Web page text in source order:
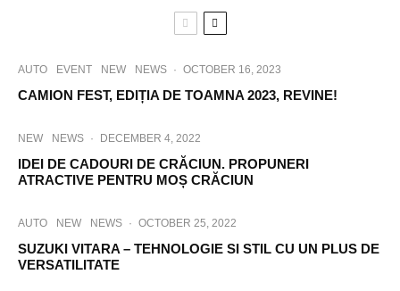
AUTO EVENT NEW NEWS · OCTOBER 16, 2023
CAMION FEST, EDIȚIA DE TOAMNA 2023, REVINE!
NEW NEWS · DECEMBER 4, 2022
IDEI DE CADOURI DE CRĂCIUN. PROPUNERI
ATRACTIVE PENTRU MOȘ CRĂCIUN
AUTO NEW NEWS · OCTOBER 25, 2022
SUZUKI VITARA – TEHNOLOGIE SI STIL CU UN PLUS DE
VERSATILITATE